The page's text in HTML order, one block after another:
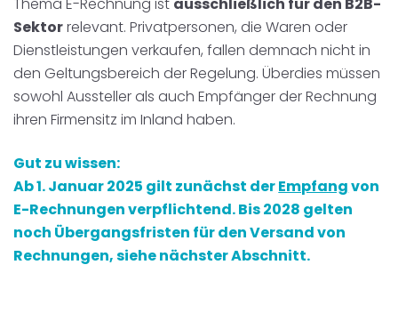
Thema E-Rechnung ist ausschließlich für den B2B-
Sektorrelevant. Privatpersonen, die Waren oder
Dienstleistungen verkaufen, fallen demnach nicht in
den Geltungsbereich der Regelung. Überdies müssen
sowohl Aussteller als auch Empfänger der Rechnung
ihren Firmensitz im Inland haben.
Gut zu wissen:
Ab 1. Januar 2025 gilt zunächst derEmpfangvon
E-Rechnungen verpflichtend. Bis 2028 gelten
noch Übergangsfristen für den Versand von
Rechnungen, siehe nächster Abschnitt.